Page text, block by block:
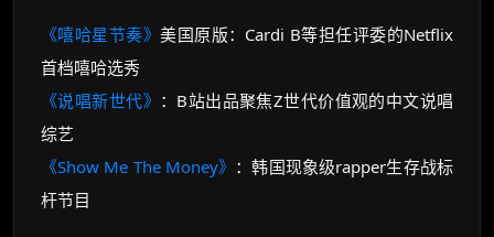
《嘻哈星节奏》美国原版：Cardi B等担任评委的Netflix
首档嘻哈选秀
《说唱新世代》 ：B站出品聚焦Z世代价值观的中文说唱
综艺
《Show Me The Money》 ：韩国现象级rapper生存战标
杆节目